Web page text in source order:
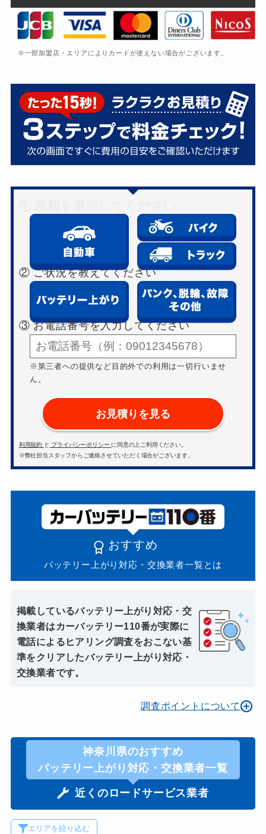
※一部加盟店・エリアによりカードが使えない場合がございます。
② ご状況を教えてください
③ お電話番号を入力してください
※第三者への提供など目的外での利用は一切行いませ
ん。
お見積りを見る
利用規約 と プライバシーポリシー に同意の上ご利用ください。
※弊社担当スタッフからご連絡させていただく場合がございます。
おすすめ
バッテリー上がり対応・交換業者一覧とは
掲載しているバッテリー上がり対応・交
換業者はカーバッテリー110番が実際に
電話によるヒアリング調査をおこない基
準をクリアしたバッテリー上がり対応・
交換業者です。
調査ポイントについて
神奈川県のおすすめ
バッテリー上がり対応・交換業者一覧
近くのロードサービス業者
エリアを絞り込む